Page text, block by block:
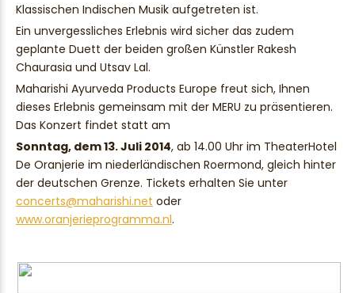
Klassischen Indischen Musik aufgetreten ist.
Ein unvergessliches Erlebnis wird sicher das zudem
geplante Duett der beiden großen Künstler Rakesh
Chaurasia und Utsav Lal.
Maharishi Ayurveda Products Europe freut sich, Ihnen
dieses Erlebnis gemeinsam mit der MERU zu präsentieren.
Das Konzert findet statt am
Sonntag, dem 13. Juli 2014, ab 14.00 Uhr im TheaterHotel
De Oranjerie im niederländischen Roermond, gleich hinter
der deutschen Grenze. Tickets erhalten Sie unter
concerts@maharishi.net oder
www.oranjerieprogramma.nl.